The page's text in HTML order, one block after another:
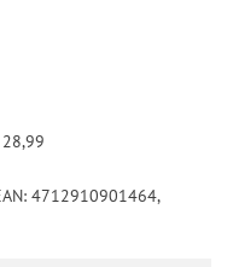
4712910901464,